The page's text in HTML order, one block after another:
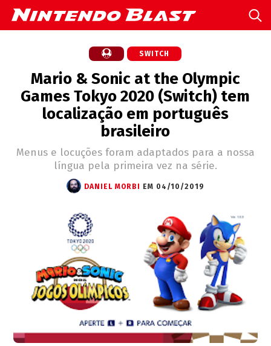
SWITCH
Mario & Sonic at the Olympic
Games Tokyo 2020 (Switch) tem
localização em português
brasileiro
Menus e locuções foram adaptados para a nossa
língua pela primeira vez na série.
DANIEL MORBI EM 04/10/2019